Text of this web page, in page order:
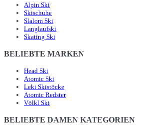
Alpin Ski
Skischuhe
Slalom Ski
Langlaufski
Skating Ski
BELIEBTE MARKEN
Head Ski
Atomic Ski
Leki Skistöcke
Atomic Redster
Völkl Ski
BELIEBTE DAMEN KATEGORIEN